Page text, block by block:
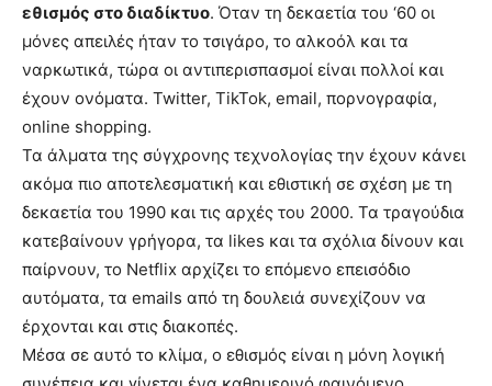
εθισμός στο διαδίκτυο. Όταν τη δεκαετία του ‘60 οι
μόνες απειλές ήταν το τσιγάρο, το αλκοόλ και τα
ναρκωτικά, τώρα οι αντιπερισπασμοί είναι πολλοί και
έχουν ονόματα. Twitter, TikTok, email, πορνογραφία,
online shopping.
Τα άλματα της σύγχρονης τεχνολογίας την έχουν κάνει
ακόμα πιο αποτελεσματική και εθιστική σε σχέση με τη
δεκαετία του 1990 και τις αρχές του 2000. Τα τραγούδια
κατεβαίνουν γρήγορα, τα likes και τα σχόλια δίνουν και
παίρνουν, το Netflix αρχίζει το επόμενο επεισόδιο
αυτόματα, τα emails από τη δουλειά συνεχίζουν να
έρχονται και στις διακοπές.
Mέσα σε αυτό το κλίμα, ο εθισμός είναι η μόνη λογική